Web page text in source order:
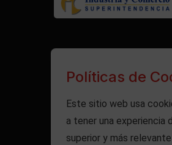
Políticas de
Este sitio web usa
a tener una experiencia
superior y más